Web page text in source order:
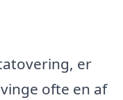
er
ofte en af